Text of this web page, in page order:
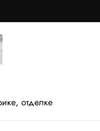
отделке